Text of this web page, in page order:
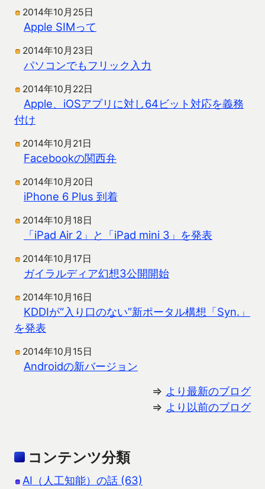
2014年10月25日
Apple SIMって
2014年10月23日
パソコンでもフリック入力
2014年10月22日
Apple、iOSアプリに対し64ビット対応を義務
付け
2014年10月21日
Facebookの関西弁
2014年10月20日
iPhone 6 Plus 到着
2014年10月18日
「iPad Air 2」と「iPad mini 3」を発表
2014年10月17日
ガイラルディア幻想3公開開始
2014年10月16日
KDDIが“入り口のない”新ポータル構想「Syn.」
を発表
2014年10月15日
Androidの新バージョン
⇒ より最新のブログ
⇒ より以前のブログ
コンテンツ分類
AI（人工知能）の話 (63)